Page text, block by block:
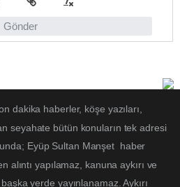
Gönder
dakika haberler, köşe yazıları,
seyahate bütün konuların tek adresi
Eyüp Sultan Manşet haber
alıntı yapılamaz, kanuna aykırı ve
yerde yayınlanamaz. Aykırı